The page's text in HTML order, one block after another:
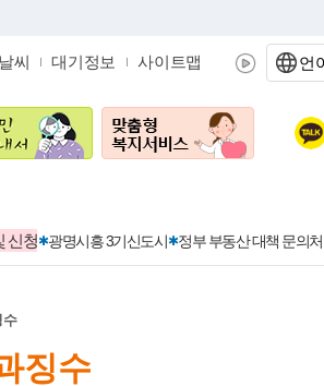
날씨 대기정보 사이트맵
신청 광명시흥 3기신도시 정부 부동산 대책 문의처
장학회 장학금
문화관광
수
징수
언